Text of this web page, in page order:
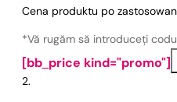
Cena produktu po
*Vă rugăm să introduceți
[bb_price kind="promo"]